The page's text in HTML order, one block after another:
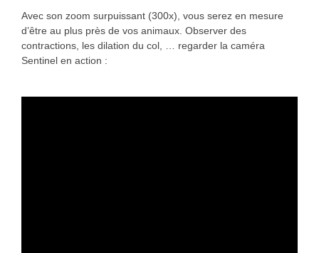
Avec son zoom surpuissant (300x), vous serez en mesure
d’être au plus près de vos animaux. Observer des
contractions, les dilation du col, … regarder la caméra
Sentinel en action :